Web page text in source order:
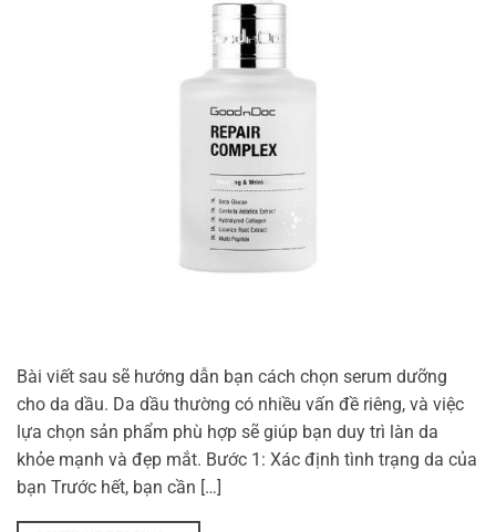
Bài viết sau sẽ hướng dẫn bạn cách chọn serum dưỡng
cho da dầu. Da dầu thường có nhiều vấn đề riêng, và việc
lựa chọn sản phẩm phù hợp sẽ giúp bạn duy trì làn da
khỏe mạnh và đẹp mắt. Bước 1: Xác định tình trạng da của
bạn Trước hết, bạn cần […]